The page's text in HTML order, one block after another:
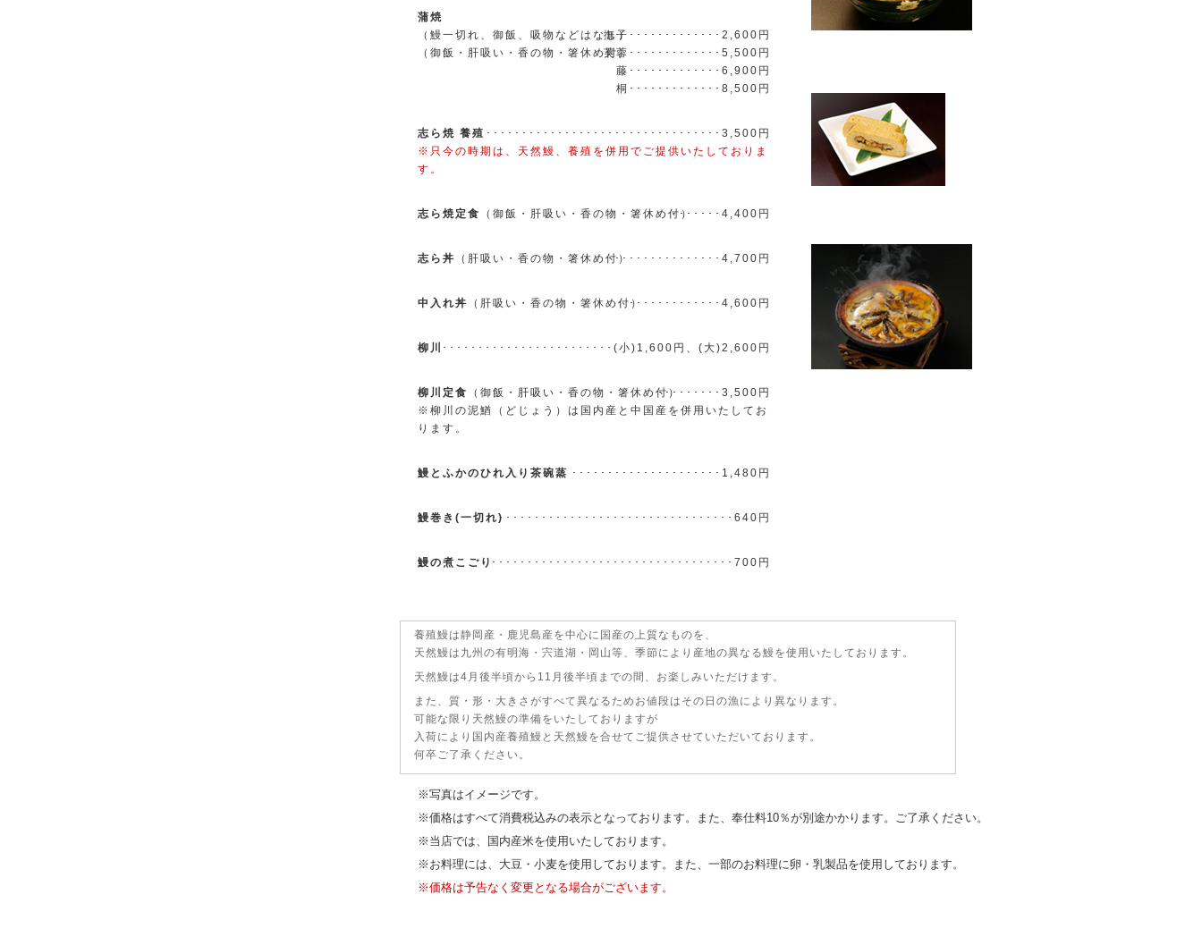
蒲焼
（鰻一切れ、御飯、吸物などはなし）撫子･････････････2,600円
（御飯・肝吸い・香の物・箸休め付）芙蓉･････････････5,500円
藤･････････････6,900円
桐･････････････8,500円
志ら焼 養殖 ･････････････････････････････････3,500円
※只今の時期は、天然鰻、養殖を併用でご提供いたしておりま
す。
志ら焼定食 （御飯・肝吸い・香の物・箸休め付）･･･････4,400円
志ら丼 （肝吸い・香の物・箸休め付）････････････････4,700円
中入れ丼 （肝吸い・香の物・箸休め付）･････････････4,600円
柳川 ････････････････････････(小)1,600円、(大)2,600円
柳川定食 （御飯・肝吸い・香の物・箸休め付）･････････3,500円
※柳川の泥鰌（どじょう）は国内産と中国産を併用いたしてお
ります。
鰻とふかのひれ入り茶碗蒸 ･････････････････････1,480円
鰻巻き(一切れ)･･････････････････････････････････640円
鰻の煮こごり ･･････････････････････････････････700円
養殖鰻は静岡産・鹿児島産を中心に国産の上質なものを、
天然鰻は九州の有明海・宍道湖・岡山等、季節により産地の異なる鰻を使用いたしております。
天然鰻は4月後半頃から11月後半頃までの間、お楽しみいただけます。
また、質・形・大きさがすべて異なるためお値段はその日の漁により異なります。
可能な限り天然鰻の準備をいたしておりますが
入荷により国内産養殖鰻と天然鰻を合せてご提供させていただいております。
何卒ご了承ください。
※写真はイメージです。
※価格はすべて消費税込みの表示となっております。また、奉仕料10％が別途かかります。ご了承ください。
※当店では、国内産米を使用いたしております。
※お料理には、大豆・小麦を使用しております。また、一部のお料理に卵・乳製品を使用しております。
※価格は予告なく変更となる場合がございます。